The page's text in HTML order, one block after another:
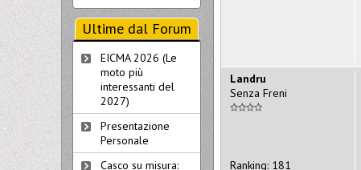
Landru
Senza Freni
Ranking: 181
Ultime dal Forum
EICMA 2026 (Le
moto più
interessanti del
2027)
Presentazione
Personale
Casco su misura: